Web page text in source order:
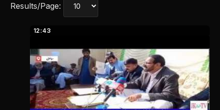
Results/Page:
12:43